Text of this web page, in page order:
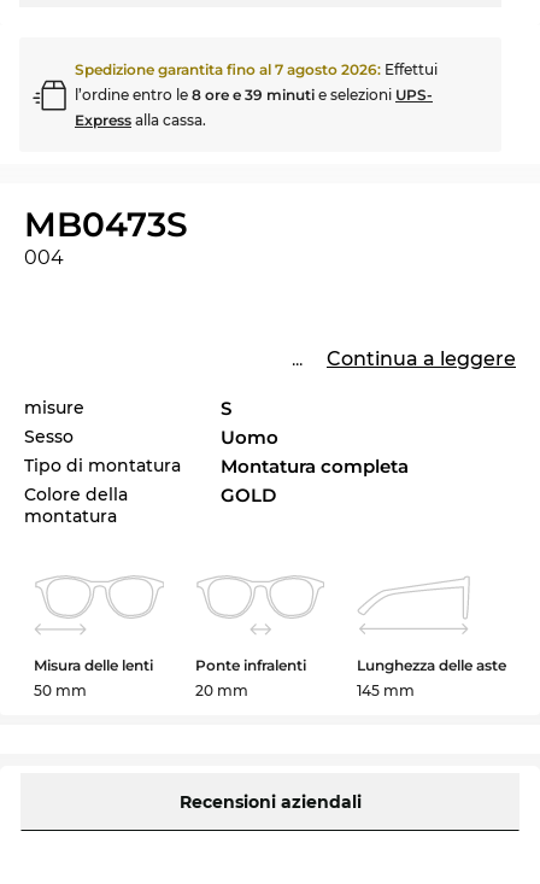
Spedizione garantita fino al 7 agosto 2026: Effettui
l’ordine entro le 8 ore e 39 minuti e selezioni UPS-
Express alla cassa.
MB0473S
004
... Continua a leggere
misure S
Sesso Uomo
Tipo di montatura Montatura completa
Colore della
montatura
GOLD
Misura delle lenti
50 mm
Ponte infralenti
20 mm
Lunghezza delle aste
145 mm
Recensioni aziendali